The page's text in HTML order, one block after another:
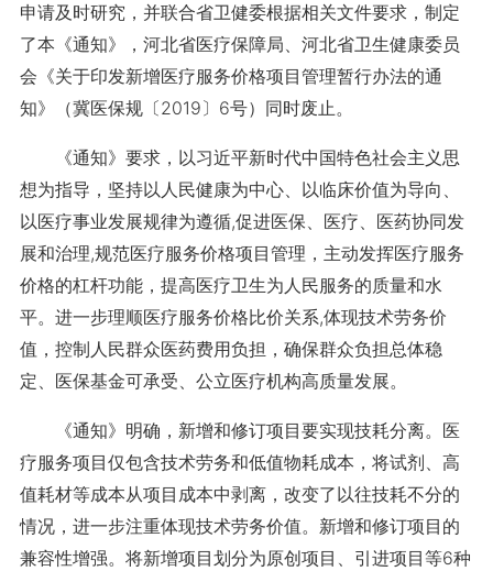
申请及时研究，并联合省卫健委根据相关文件要求，制定
了本《通知》，河北省医疗保障局、河北省卫生健康委员
会《关于印发新增医疗服务价格项目管理暂行办法的通
知》（冀医保规〔2019〕6号）同时废止。
《通知》要求，以习近平新时代中国特色社会主义思
想为指导，坚持以人民健康为中心、以临床价值为导向、
以医疗事业发展规律为遵循,促进医保、医疗、医药协同发
展和治理,规范医疗服务价格项目管理，主动发挥医疗服务
价格的杠杆功能，提高医疗卫生为人民服务的质量和水
平。进一步理顺医疗服务价格比价关系,体现技术劳务价
值，控制人民群众医药费用负担，确保群众负担总体稳
定、医保基金可承受、公立医疗机构高质量发展。
《通知》明确，新增和修订项目要实现技耗分离。医
疗服务项目仅包含技术劳务和低值物耗成本，将试剂、高
值耗材等成本从项目成本中剥离，改变了以往技耗不分的
情况，进一步注重体现技术劳务价值。新增和修订项目的
兼容性增强。将新增项目划分为原创项目、引进项目等6种